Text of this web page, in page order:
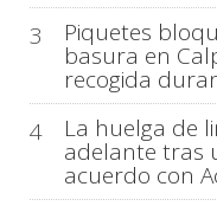
3
Piquetes
basura en
recogida
4
La huelga de
adelante tras
acuerdo con